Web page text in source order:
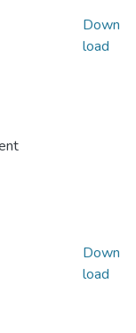
Down
load
Down
load